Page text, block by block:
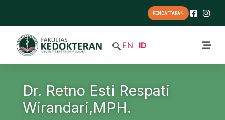
PENDAFTARAN
EN ID
Dr. Retno Esti Respati
Wirandari,MPH.